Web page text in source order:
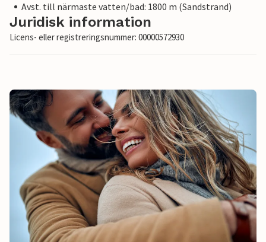
Avst. till närmaste vatten/bad: 1800 m (Sandstrand)
Juridisk information
Licens- eller registreringsnummer: 00000572930